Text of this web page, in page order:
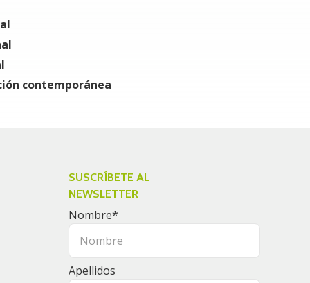
del CFF: 17-H Bis, 49-Bis y 113 Bis.
contemporánea
SUSCRÍBETE AL
NEWSLETTER
Nombre*
Apellidos